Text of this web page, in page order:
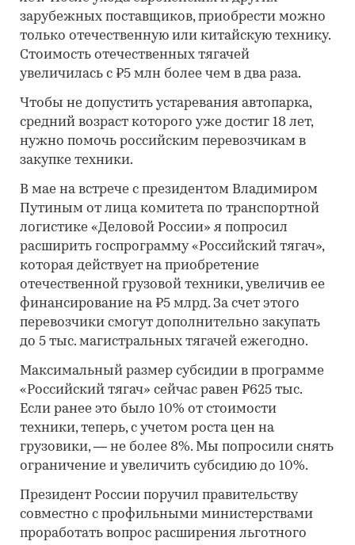
зарубежных поставщиков, приобрести можно
только отечественную или китайскую технику.
Стоимость отечественных тягачей
увеличилась с ₽5 млн более чем в два раза.
Чтобы не допустить устаревания автопарка,
средний возраст которого уже достиг 18 лет,
нужно помочь российским перевозчикам в
закупке техники.
В мае на встрече с президентом Владимиром
Путиным от лица комитета по транспортной
логистике «Деловой России» я попросил
расширить госпрограмму «Российский тягач»,
которая действует на приобретение
отечественной грузовой техники, увеличив ее
финансирование на ₽5 млрд. За счет этого
перевозчики смогут дополнительно закупать
до 5 тыс. магистральных тягачей ежегодно.
Максимальный размер субсидии в программе
«Российский тягач» сейчас равен ₽625 тыс.
Если ранее это было 10% от стоимости
техники, теперь, с учетом роста цен на
грузовики, — не более 8%. Мы попросили снять
ограничение и увеличить субсидию до 10%.
Президент России поручил правительству
совместно с профильными министерствами
проработать вопрос расширения льготного